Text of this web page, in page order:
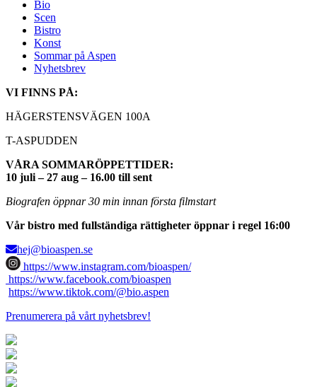
Bio
Scen
Bistro
Konst
Sommar på Aspen
Nyhetsbrev
VI FINNS PÅ:
HÄGERSTENSVÄGEN 100A
T-ASPUDDEN
VÅRA SOMMARÖPPETTIDER:
10 juli – 27 aug – 16.00 till sent
Biografen öppnar 30 min innan första filmstart
Vår bistro med fullständiga rättigheter öppnar i regel 16:00
hej@bioaspen.se
https://www.instagram.com/bioaspen/
https://www.facebook.com/bioaspen
https://www.tiktok.com/@bio.aspen
Prenumerera på vårt nyhetsbrev!